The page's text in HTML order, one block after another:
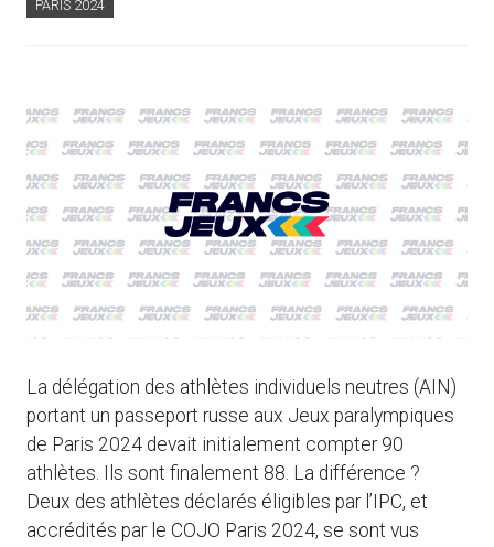
PARIS 2024
La délégation des athlètes individuels neutres (AIN)
portant un passeport russe aux Jeux paralympiques
de Paris 2024 devait initialement compter 90
athlètes. Ils sont finalement 88. La différence ?
Deux des athlètes déclarés éligibles par l’IPC, et
accrédités par le COJO Paris 2024, se sont vus